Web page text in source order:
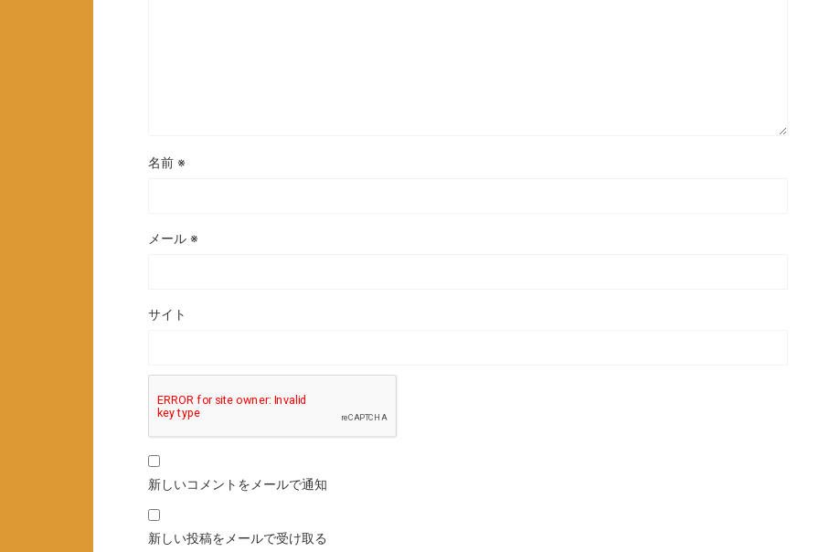
名前 ※
メール ※
サイト
新しいコメントをメールで通知
新しい投稿をメールで受け取る